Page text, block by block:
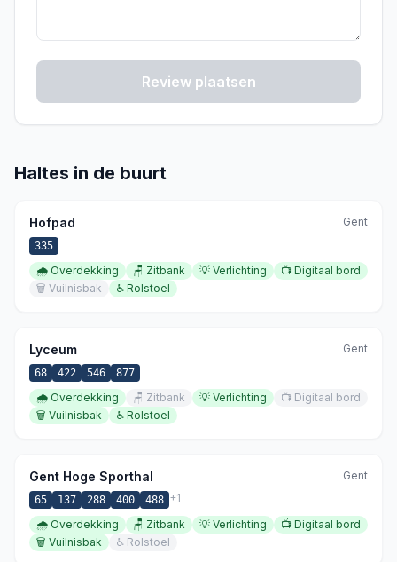
Review plaatsen
Haltes in de buurt
Hofpad Gent
335
🌧️ Overdekking 🪑 Zitbank 💡 Verlichting 📺 Digitaal bord
🗑️ Vuilnisbak ♿ Rolstoel
Lyceum Gent
68 422 546 877
🌧️ Overdekking 🪑 Zitbank 💡 Verlichting 📺 Digitaal bord
🗑️ Vuilnisbak ♿ Rolstoel
Gent Hoge Sporthal Gent
65 137 288 400 488 +1
🌧️ Overdekking 🪑 Zitbank 💡 Verlichting 📺 Digitaal bord
🗑️ Vuilnisbak ♿ Rolstoel